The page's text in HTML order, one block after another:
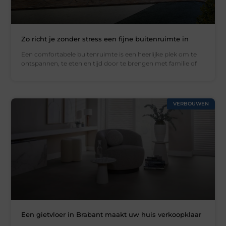
Zo richt je zonder stress een fijne buitenruimte in
Een comfortabele buitenruimte is een heerlijke plek om te
ontspannen, te eten en tijd door te brengen met familie of
VERBOUWEN
Een gietvloer in Brabant maakt uw huis verkoopklaar